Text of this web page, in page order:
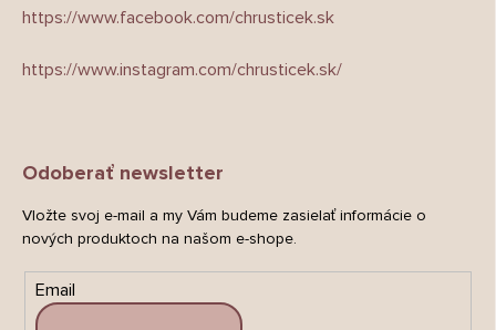
https://www.facebook.com/chrusticek.sk
https://www.instagram.com/chrusticek.sk/
Odoberať newsletter
Vložte svoj e-mail a my Vám budeme zasielať informácie o
nových produktoch na našom e-shope.
Email